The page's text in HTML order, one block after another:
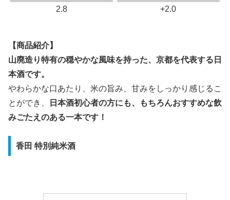
2.8
+2.0
【商品紹介】
山廃造り特有の穏やかな風味を持った、京都を代表する日
本酒です。
やわらかな口あたり、米の旨み、甘みをしっかり感じるこ
とができ、
日本酒初心者の方にも、もちろんおすすめな飲
みごたえのある一本です！
香田 特別純米酒